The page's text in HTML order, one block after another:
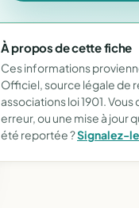
À propos de cette fiche
Ces informations
Officiel, source légale de
associations loi 1901.
erreur, ou une mise à jour
été reportée ?Signalez-